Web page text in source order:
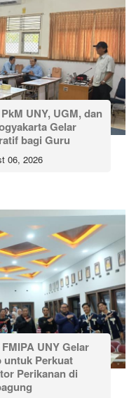
UNY, UGM, dan
Gelar
bagi Guru
06, 2026
UNY Gelar
untuk Perkuat
Perikanan di